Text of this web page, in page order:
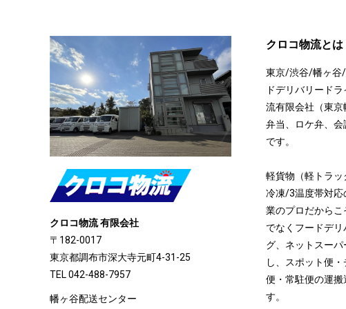
クロコ物流 有限会社
〒182-0017
東京都調布市深大寺元町4-31-25
TEL 042-488-7957
幡ヶ谷配送センター
クロコ物流とは
東京/渋谷/幡ヶ谷
ドデリバリード
流有限会社（東
弁当、ロケ弁、
です。
軽貨物（軽トラ
冷凍/3温度帯対応
業のプロだから
でなくフードデ
グ、ネットスー
し、スポット便
便・常駐便の運搬
す。